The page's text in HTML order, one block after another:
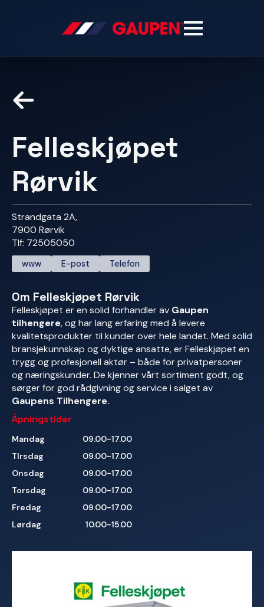
Felleskjøpet
Rørvik
Strandgata 2A,
7900 Rørvik
Tlf: 72505050
www E-post Telefon
Om Felleskjøpet Rørvik
Felleskjøpet er en solid forhandler av Gaupen
tilhengere, og har lang erfaring med å levere
kvalitetsprodukter til kunder over hele landet. Med solid
bransjekunnskap og dyktige ansatte, er Felleskjøpet en
trygg og profesjonell aktør – både for privatpersoner
og næringskunder. De kjenner vårt sortiment godt, og
sørger for god rådgivning og service i salget av
Gaupens Tilhengere.
Åpningstider
Mandag
09.00-17.00
TIrsdag
09.00-17.00
Onsdag
09.00-17.00
Torsdag
09.00-17.00
Fredag
09.00-17.00
Lørdag
10.00-15.00